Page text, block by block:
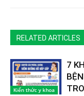
RELATED ARTICLES
Kiến thức y khoa
7